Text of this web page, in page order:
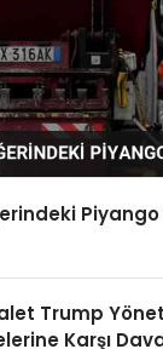
Trump
Karşı